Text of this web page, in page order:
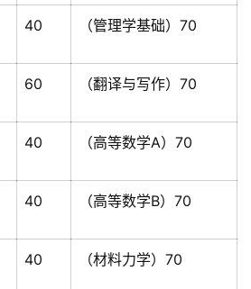
40 （管理学基础）70
60 （翻译与写作）70
40 （高等数学A）70
40 （高等数学B）70
40 （材料力学）70